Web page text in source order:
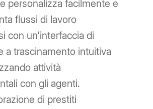
personalizza facilmente e
flussi di lavoro
con un'interfaccia di
a trascinamento intuitiva
attività
con gli agenti.
di prestiti